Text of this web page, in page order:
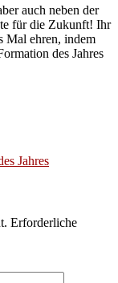
auch neben der
für die Zukunft! Ihr
Mal ehren, indem
des Jahres
Jahres
Erforderliche